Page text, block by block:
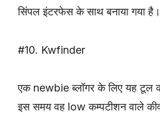
सिंपल इंटरफेस के साथ बनाया गया है।
#10. Kwfinder
एक newbie ब्लॉगर के लिए यह टूल
इस समय वह low कम्पटीशन वाले